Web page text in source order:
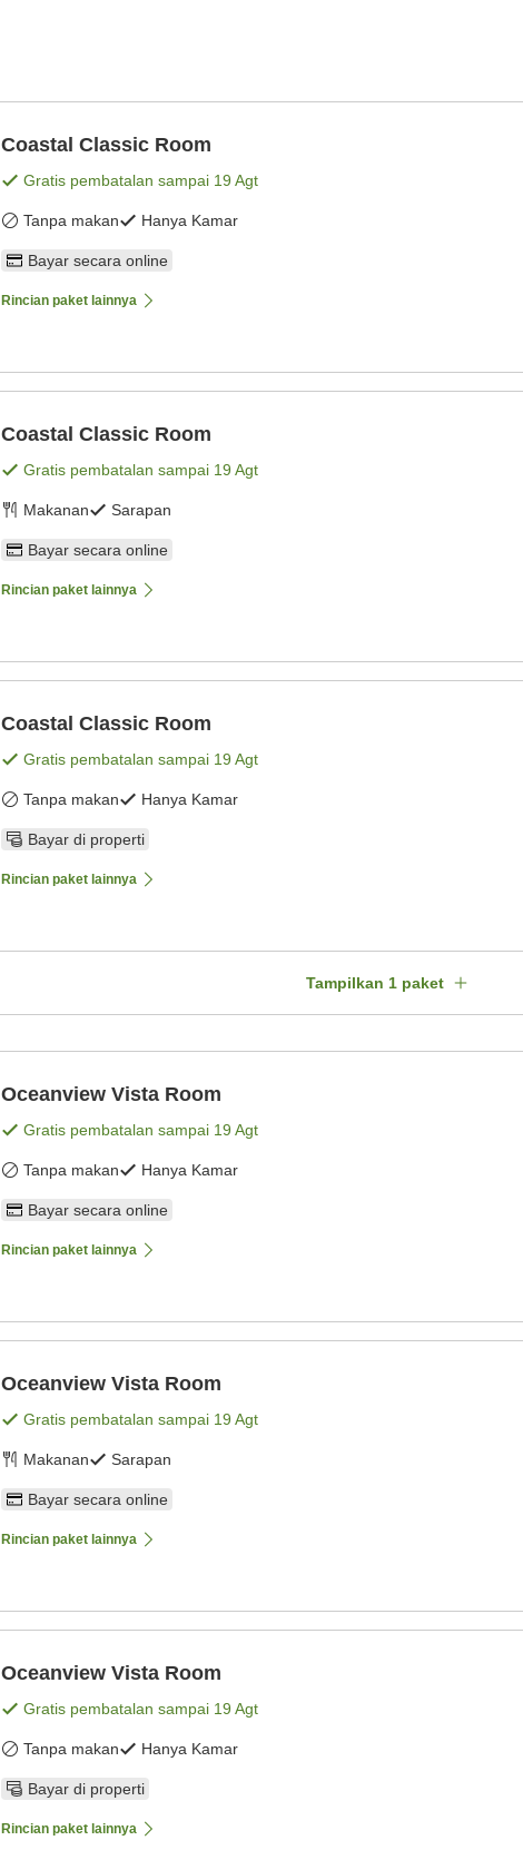
Coastal Classic Room
Gratis pembatalan sampai 19 Agt
Tanpa makan Hanya Kamar
Bayar secara online
Rincian paket lainnya
Coastal Classic Room
Gratis pembatalan sampai 19 Agt
Makanan Sarapan
Bayar secara online
Rincian paket lainnya
Coastal Classic Room
Gratis pembatalan sampai 19 Agt
Tanpa makan Hanya Kamar
Bayar di properti
Rincian paket lainnya
Tampilkan 1 paket
Oceanview Vista Room
Gratis pembatalan sampai 19 Agt
Tanpa makan Hanya Kamar
Bayar secara online
Rincian paket lainnya
Oceanview Vista Room
Gratis pembatalan sampai 19 Agt
Makanan Sarapan
Bayar secara online
Rincian paket lainnya
Oceanview Vista Room
Gratis pembatalan sampai 19 Agt
Tanpa makan Hanya Kamar
Bayar di properti
Rincian paket lainnya